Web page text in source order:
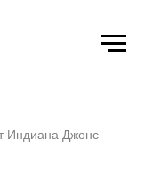
Индиана Джонс